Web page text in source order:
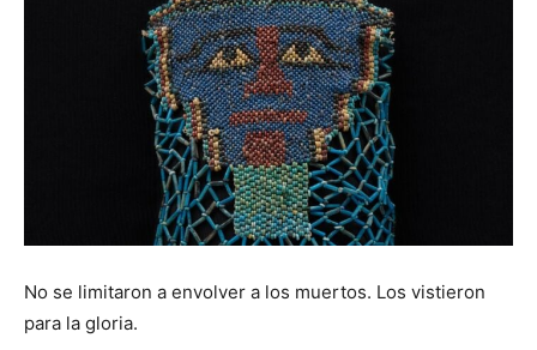
No se limitaron a envolver a los muertos. Los vistieron
para la gloria.